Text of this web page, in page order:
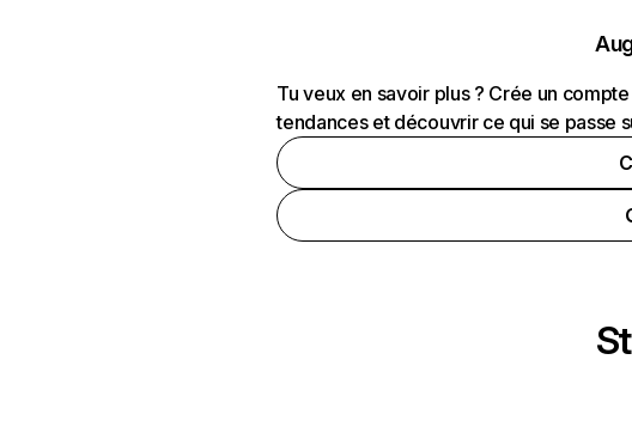
Tu veux en savoir plus ? Crée un
tendances et découvrir ce qui se passe